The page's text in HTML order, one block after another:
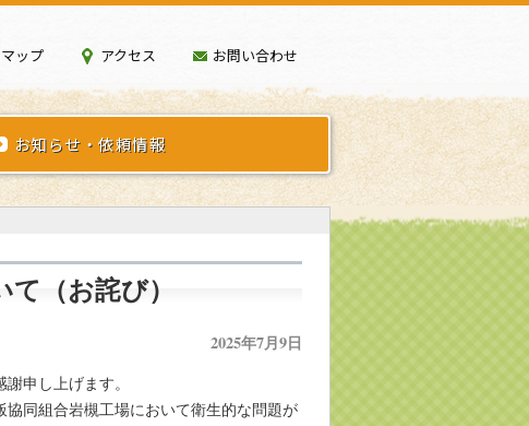
ップ アクセス お問い合わせ
お知らせ・依頼情報
（お詫び）
2025年7月9日
申し上げます。
同組合岩槻工場において衛生的な問題が